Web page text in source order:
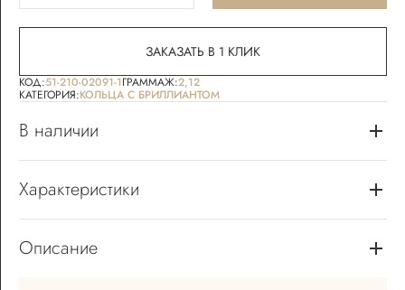
ЗАКАЗАТЬ В 1 КЛИК
КОД:51-210-02091-1ГРАММАЖ:2,12
КАТЕГОРИЯ:КОЛЬЦА С БРИЛЛИАНТОМ
В наличии
Характеристики
Описание